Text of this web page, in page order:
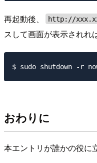
再起動後、 http://
スして画面が表示されれ
おわりに
本エントリが誰かの役に